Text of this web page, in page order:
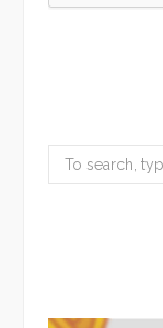
Search
for: